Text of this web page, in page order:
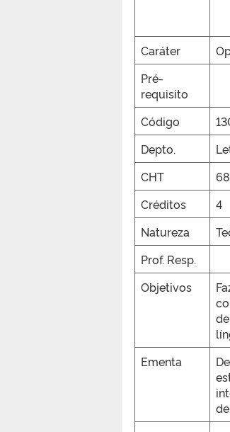
Caráter
Pré-
requisito
Código
Depto.
CHT
68
Créditos
4
Natureza
Prof. Resp.
Objetivos
Ementa